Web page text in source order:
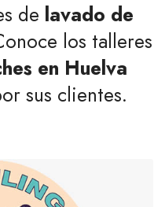
de lavado de
los talleres
en Huelva
sus clientes.